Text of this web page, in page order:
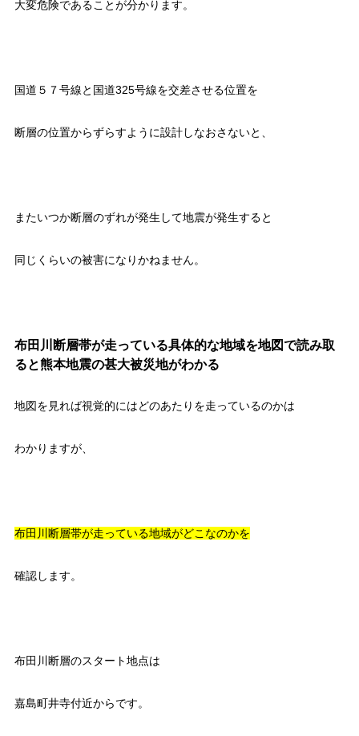
大変危険であることが分かります。
国道５７号線と国道325号線を交差させる位置を
断層の位置からずらすように設計しなおさないと、
またいつか断層のずれが発生して地震が発生すると
同じくらいの被害になりかねません。
布田川断層帯が走っている具体的な地域を地図で読み取
ると熊本地震の甚大被災地がわかる
地図を見れば視覚的にはどのあたりを走っているのかは
わかりますが、
布田川断層帯が走っている地域がどこなのかを
確認します。
布田川断層のスタート地点は
嘉島町井寺付近からです。